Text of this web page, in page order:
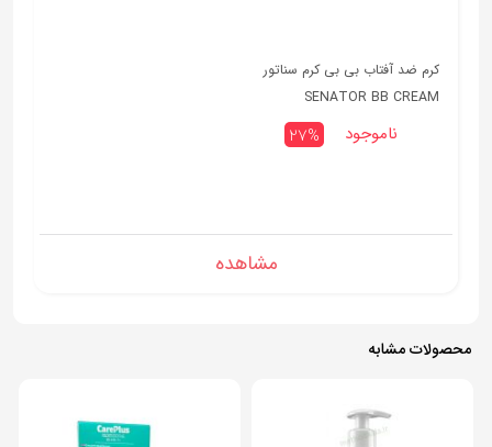
کرم ضد آفتاب بی بی کرم سناتور
SENATOR BB CREAM
27% ناموجود
مشاهده
محصولات مشابه